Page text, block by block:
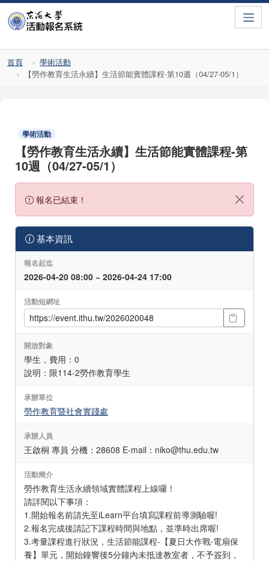
首頁
學術活動
【勞作教育生活永續】生活節能實體課程-第10週（04/27-05/1）
學術活動
【勞作教育生活永續】生活節能實體課程-第
10週（04/27-05/1）
報名已結束！
基本資訊
報名起迄
2026-04-20 08:00 ~ 2026-04-24 17:00
活動短網址
開放對象
學生，費用：0
說明：限114-2勞作教育學生
承辦單位
勞作教育暨社會實踐處
承辦人員
王啟桐 專員 分機：28608 E-mail：niko@thu.edu.tw
活動簡介
勞作教育生活永續領域實體課程上線囉！
請詳閱以下事項：
1.開始報名前請先至iLearn平台填寫課程前導測驗喔!
2.報名完成後請記下課程時間與地點，並準時出席喔!
3.考量課程進行狀況，生活節能課程-【夏日大作戰‧電扇保
養】單元，開始鐘響後5分鐘內未抵達教室者，不予簽到，